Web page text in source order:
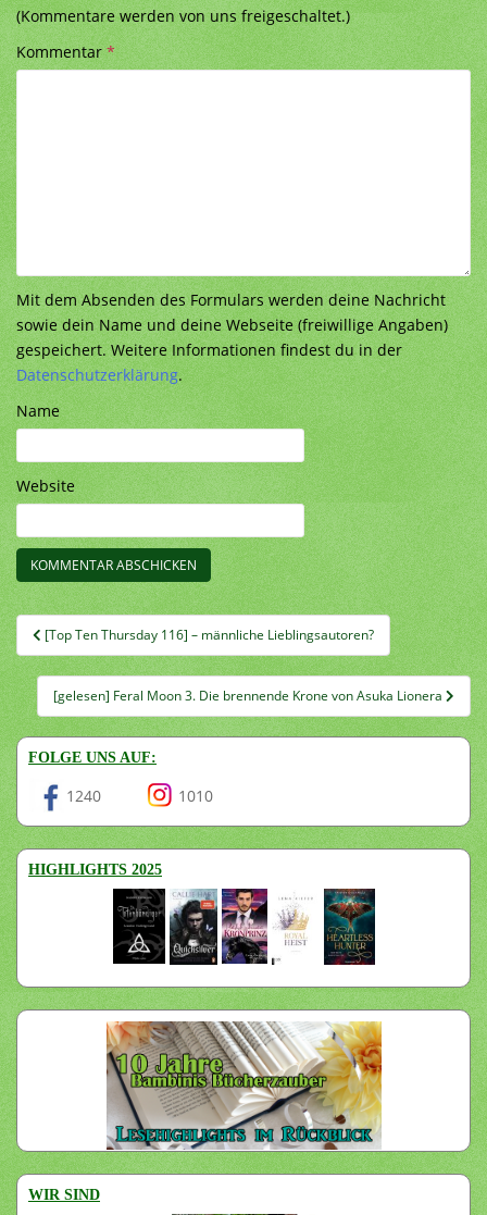
(Kommentare werden von uns freigeschaltet.)
Kommentar*
Mit dem Absenden des Formulars werden deine Nachricht
sowie dein Name und deine Webseite (freiwillige Angaben)
gespeichert. Weitere Informationen findest du in der
Datenschutzerklärung.
Name
Website
Beitragsnavigation
[Top Ten Thursday 116] – männliche Lieblingsautoren?
[gelesen] Feral Moon 3. Die brennende Krone von Asuka Lionera
FOLGE UNS AUF:
1240 1010
HIGHLIGHTS 2025
WIR SIND